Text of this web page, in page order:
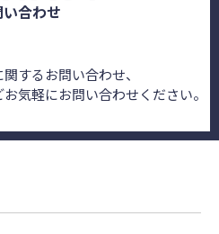
い合わせ
するお問い合わせ、
気軽にお問い合わせください。